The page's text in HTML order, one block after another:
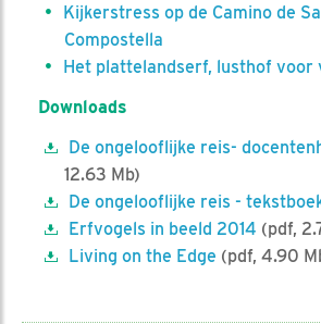
Kijkerstress op de Camino de
Compostella
Het plattelandserf, lusthof voor
Downloads
De ongelooflijke reis-
12.63 Mb)
De ongelooflijke reis -
Erfvogels in beeld 2014 (pdf,
Living on the Edge (pdf, 4.90